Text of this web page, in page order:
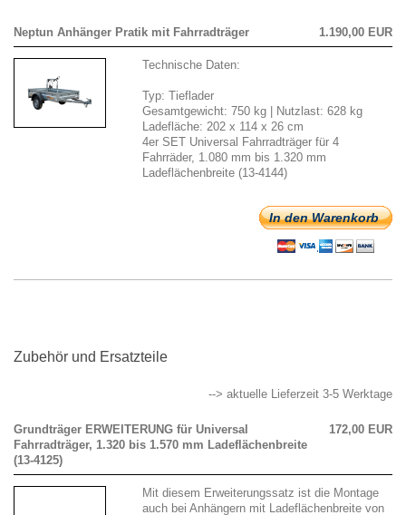
Neptun Anhänger Pratik mit Fahrradträger 1.190,00 EUR
Technische Daten:
Typ: Tieflader
Gesamtgewicht: 750 kg | Nutzlast: 628 kg
Ladefläche: 202 x 114 x 26 cm
4er SET Universal Fahrradträger für 4
Fahrräder, 1.080 mm bis 1.320 mm
Ladeflächenbreite (13-4144)
In den Warenkorb
Zubehör und Ersatzteile
--> aktuelle Lieferzeit 3-5 Werktage
Grundträger ERWEITERUNG für Universal
Fahrradträger, 1.320 bis 1.570 mm Ladeflächenbreite
(13-4125)
172,00 EUR
Mit diesem Erweiterungssatz ist die Montage
auch bei Anhängern mit Ladeflächenbreite von